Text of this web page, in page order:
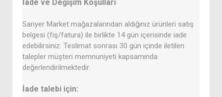
İade ve Değişim Koşulları
Sarıyer Market mağazalarından aldığınız ürünleri satış
belgesi (fiş/fatura) ile birlikte 14 gün içerisinde iade
edebilirsiniz. Teslimat sonrası 30 gün içinde iletilen
talepler müşteri memnuniyeti kapsamında
değerlendirilmektedir.
İade talebi için: